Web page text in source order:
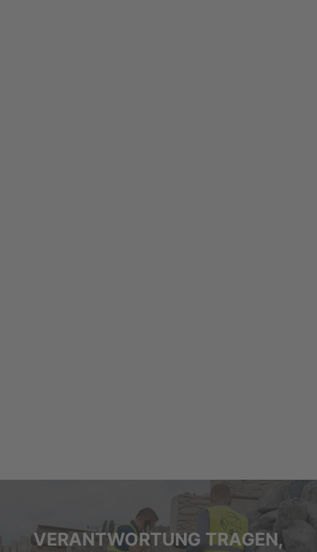
VERANTWORTUNG TRAGEN,